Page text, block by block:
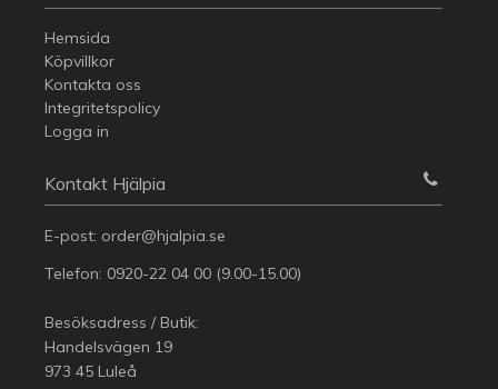
Hemsida
Köpvillkor
Kontakta oss
Integritetspolicy
Logga in
Kontakt Hjälpia
E-post: order@hjalpia.se
Telefon: 0920-22 04 00 (9.00-15.00)
Besöksadress / Butik:
Handelsvägen 19
973 45 Luleå